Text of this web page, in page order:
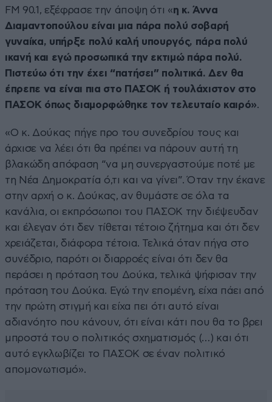
FM 90.1, εξέφρασε την άποψη ότι «η κ. Άννα
Διαμαντοπούλου είναι μια πάρα πολύ σοβαρή
γυναίκα, υπήρξε πολύ καλή υπουργός, πάρα πολύ
ικανή και εγώ προσωπικά την εκτιμώ πάρα πολύ.
Πιστεύω ότι την έχει “πατήσει” πολιτικά. Δεν θα
έπρεπε να είναι πια στο ΠΑΣΟΚ ή τουλάχιστον στο
ΠΑΣΟΚ όπως διαμορφώθηκε τον τελευταίο καιρό».
«Ο κ. Δούκας πήγε προ του συνεδρίου τους και
άρχισε να λέει ότι θα πρέπει να πάρουν αυτή τη
βλακώδη απόφαση “να μη συνεργαστούμε ποτέ με
τη Νέα Δημοκρατία ό,τι και να γίνει”. Όταν την έκανε
στην αρχή ο κ. Δούκας, αν θυμάστε σε όλα τα
κανάλια, οι εκπρόσωποι του ΠΑΣΟΚ την διέψευδαν
και έλεγαν ότι δεν τίθεται τέτοιο ζήτημα και ότι δεν
χρειάζεται, διάφορα τέτοια. Τελικά όταν πήγα στο
συνέδριο, παρότι οι διαρροές είναι ότι δεν θα
περάσει η πρόταση του Δούκα, τελικά ψήφισαν την
πρόταση του Δούκα. Εγώ την επομένη, είχα πάει από
την πρώτη στιγμή και είχα πει ότι αυτό είναι
αδιανόητο που κάνουν, ότι είναι κάτι που θα το βρει
μπροστά του ο πολιτικός σχηματισμός (…) και ότι
αυτό εγκλωβίζει το ΠΑΣΟΚ σε έναν πολιτικό
απομονωτισμό».